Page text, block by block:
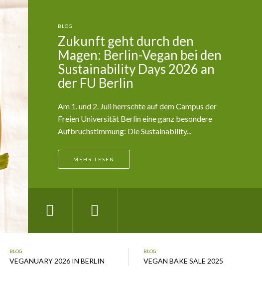
BLOG
Neu: Veganer Stadtplan für
Berlin
Neuauflage: Veganer Stadtplan für Berlin, 1.
Halbjahr 2026 Der vegane Stadtplan für Berlin
erscheint diesmal mit rund 140 rein...
MEHR LESEN
BLOG
VEGANUARY 2026 IN BERLIN
BLOG
VEGAN BAKE SALE 2025